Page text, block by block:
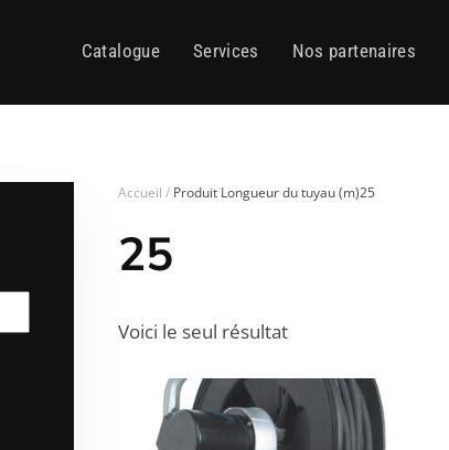
Catalogue Services Nos partenaires
Accueil Produit Longueur du tuyau (m)25
25
Voici le seul résultat